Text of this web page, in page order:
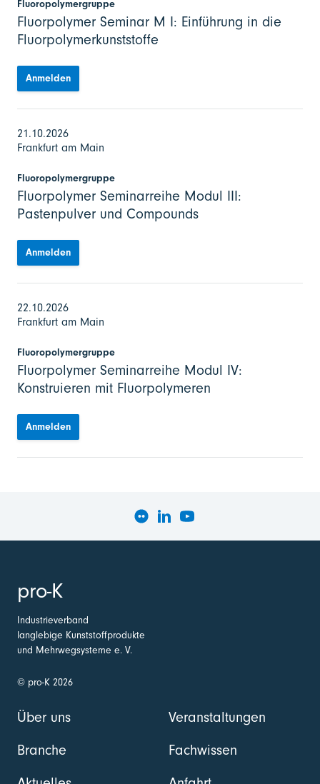
Fluoropolymergruppe
Fluorpolymer Seminar M I: Einführung in die
Fluorpolymerkunststoffe
Anmelden
21.10.2026
Frankfurt am Main
Fluoropolymergruppe
Fluorpolymer Seminarreihe Modul III:
Pastenpulver und Compounds
Anmelden
22.10.2026
Frankfurt am Main
Fluoropolymergruppe
Fluorpolymer Seminarreihe Modul IV:
Konstruieren mit Fluorpolymeren
Anmelden
pro-K
Industrieverband
langlebige Kunststoffprodukte
und Mehrwegsysteme e. V.
© pro-K 2026
Über uns
Branche
Veranstaltungen
Fachwissen